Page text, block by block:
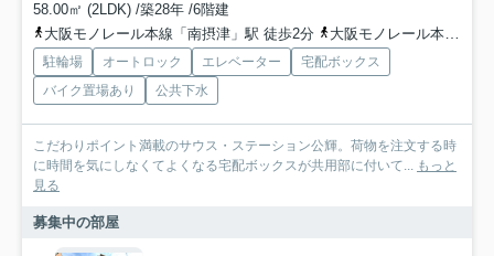
58.00㎡ (2LDK) /築28年 /6階建
大阪モノレール本線「南摂津」駅 徒歩2分
大阪モノレール本線「摂津」駅 徒歩25分
駐輪場 オートロック エレベーター
宅配ボックス
バイク置場あり
公共下水
こだわりポイント満載のサウス・ステーション公輝。荷物を注文する時
に時間を気にしなくてよくなる宅配ボックスが共用部に付いて... もっと
見る
募集中の部屋